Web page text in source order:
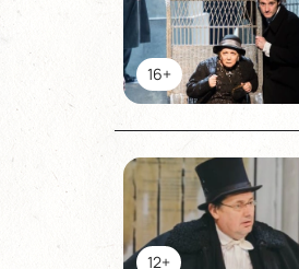
16+
12+